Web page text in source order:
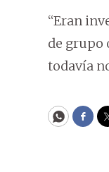
“Eran
de grupo
todavía